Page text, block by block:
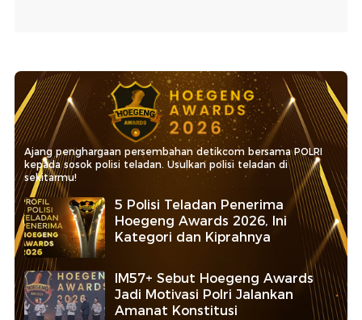
Ajang penghargaan persembahan detikcom bersama POLRI
kepada sosok polisi teladan. Usulkan polisi teladan di
sekitarmu!
5 Polisi Teladan Penerima
Hoegeng Awards 2026, Ini
Kategori dan Kiprahnya
IM57+ Sebut Hoegeng Awards
Jadi Motivasi Polri Jalankan
Amanat Konstitusi